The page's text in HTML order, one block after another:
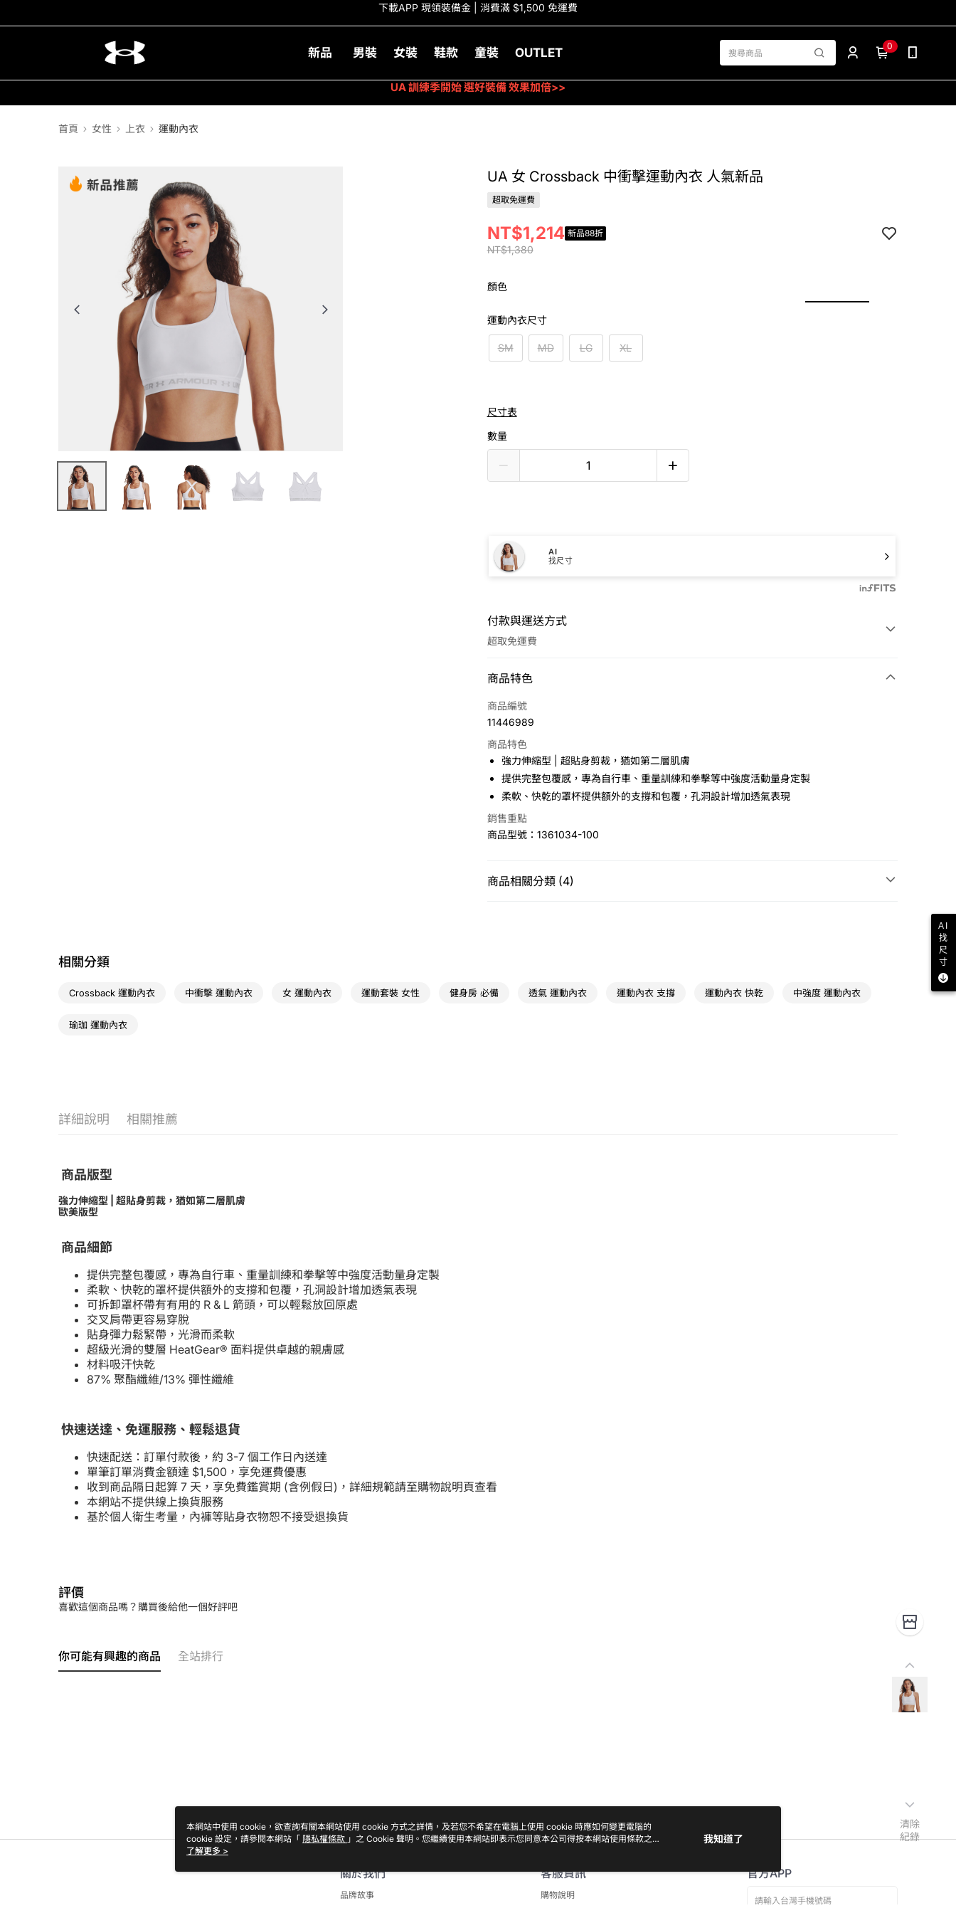
首頁 女性 上衣 運動內衣
UA 女 Crossback 中衝擊運動內衣 人氣新品
超取免運費
NT$1,380
NT$1,214 新品88折
顏色
運動內衣尺寸
SM MD LG XL
尺寸表
數量
AI
找尺寸
付款與運送方式
超取免運費
付款方式
信用卡一次付款
LINE Pay
Apple Pay
悠遊付
運送方式
免運費
商品特色
商品編號
11446989
商品特色
強力伸縮型 | 超貼身剪裁，猶如第二層肌膚
提供完整包覆感，專為自行車、重量訓練和拳擊等中強度活動量身定製
柔軟、快乾的罩杯提供額外的支撐和包覆，孔洞設計增加透氣表現
銷售重點
商品型號：1361034-100
商品相關分類 (4)
相關分類
Crossback 運動內衣 中衝擊 運動內衣 女 運動內衣 運動套裝 女性 健身房 必備 透氣 運動內衣 運動內衣 支撐 運動內衣 快乾 中強度 運動內衣
瑜珈 運動內衣
詳細說明 相關推薦
商品版型
強力伸縮型 | 超貼身剪裁，猶如第二層肌膚
歐美版型
商品細節
提供完整包覆感，專為自行車、重量訓練和拳擊等中強度活動量身定製
柔軟、快乾的罩杯提供額外的支撐和包覆，孔洞設計增加透氣表現
可拆卸罩杯帶有有用的 R & L 箭頭，可以輕鬆放回原處
交叉肩帶更容易穿脫
貼身彈力鬆緊帶，光滑而柔軟
超級光滑的雙層 HeatGear® 面料提供卓越的親膚感
材料吸汗快乾
87% 聚酯纖維/13% 彈性纖維
快速送達、免運服務、輕鬆退貨
快速配送：訂單付款後，約 3-7 個工作日內送達
單筆訂單消費金額達 $1,500，享免運費優惠
收到商品隔日起算 7 天，享免費鑑賞期 (含例假日)，詳細規範請至購物說明頁查看
本網站不提供線上換貨服務
基於個人衛生考量，內褲等貼身衣物恕不接受退換貨
評價
喜歡這個商品嗎？購買後給他一個好評吧
你可能有興趣的商品 全站排行
關於我們
品牌故事
客服資訊
購物說明
官方APP
清除
紀錄
下載APP 現領裝備金 | 消費滿 $1,500 免運費
新品 男裝 女裝 鞋款 童裝 OUTLET 0
UA 訓練季開始 選好裝備 效果加倍>>
本網站中使用 cookie，欲查詢有關本網站使用 cookie 方式之詳情，及若您不希望在電腦上使用 cookie 時應如何變更電腦的
cookie 設定，請參閱本網站「 隱私權條款 」之 Cookie 聲明。您繼續使用本網站即表示您同意本公司得按本網站使用條款之
Cookie 聲明使用 cookie。
了解更多 >
我知道了
AI
找
尺
寸